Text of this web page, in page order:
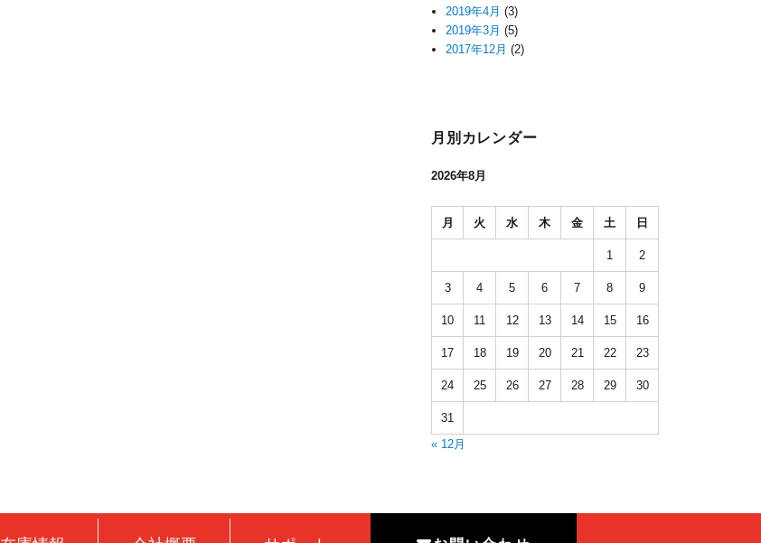
2019年4月 (3)
2019年3月 (5)
2017年12月 (2)
月別カレンダー
2026年8月
月 火 水 木 金 土 日
1 2
3 4 5 6 7 8 9
10 11 12 13 14 15 16
17 18 19 20 21 22 23
24 25 26 27 28 29 30
31
« 12月